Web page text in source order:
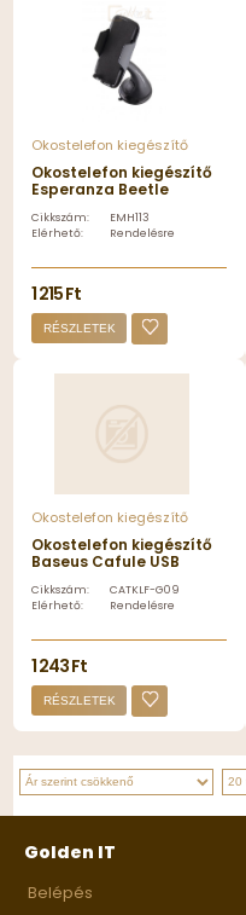
Okostelefon kiegészítő
Okostelefon kiegészítő
Esperanza Beetle
Holder Black - EMH113
Cikkszám:
EMH113
Elérhető:
Rendelésre
1 215 Ft
RÉSZLETEK
Okostelefon kiegészítő
Okostelefon kiegészítő
Baseus Cafule USB
QC3.0 cable 1m Red -
CATKLF-G09
Cikkszám:
CATKLF-G09
Elérhető:
Rendelésre
1 243 Ft
RÉSZLETEK
Golden IT
Belépés